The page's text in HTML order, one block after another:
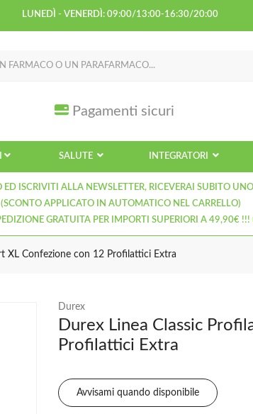
LUNEDÌ - VENERDÌ: 09:00/13:00-16:30/20:00
Pagamenti sicuri
SALUTE INTEGRATORI
ED ISCRIVITI ALLA NEWSLETTER, RICEVERAI SUBITO
(SCONTO APPLICATO IN AUTOMATICO NEL CARRELLO)
GRATUITA PER IMPORTI SUPERIORI A 49,90€
XL Confezione con 12 Profilattici Extra
Durex
Durex Linea Classic
Profilattici Extra
Avvisami quando disponibile